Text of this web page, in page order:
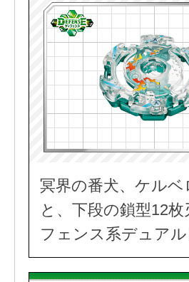
冥界の番犬、ケル
と、下段の鎖型12
フェンス系デュアル